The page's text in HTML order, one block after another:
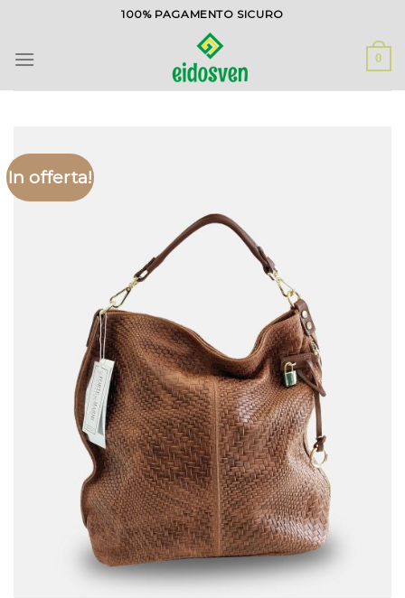
contenuti
100% PAGAMENTO SICURO
0
In offerta!